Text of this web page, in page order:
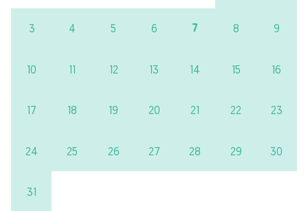
3 4 5 6 7 8 9
10 11 12 13 14 15 16
17 18 19 20 21 22 23
24 25 26 27 28 29 30
31